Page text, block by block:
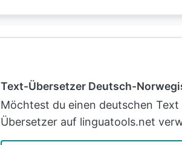
Text-Übersetzer Deutsch-
Möchtest du einen deutschen
Übersetzer auf linguatools.net